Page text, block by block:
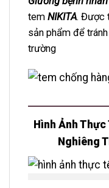
tem NIKITA. Được
sản phẩm để
trường
Hình Ảnh Thực
Nghiêng